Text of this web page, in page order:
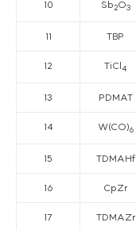
10 Sb2O3
11 TBP
12 TiCl4
13 PDMAT
14 W(CO)6
15 TDMAHf
16 CpZr
17 TDMAZr